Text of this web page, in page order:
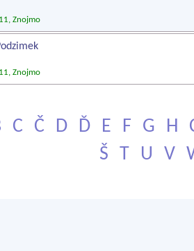
Znojmo
Znojmo
C Č D Ď E F G H
Š
T U V